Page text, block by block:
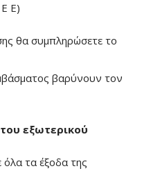
E)
θα συμπληρώσετε το
βαρύνουν τον
εξωτερικού
τα έξοδα της